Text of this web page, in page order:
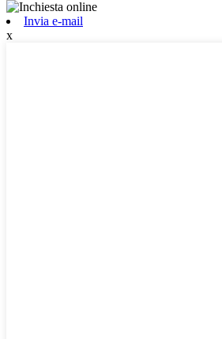
Invia e-mail
x